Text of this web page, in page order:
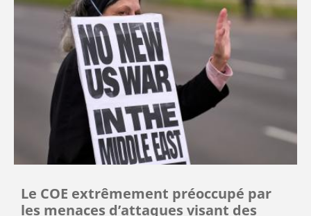
Le COE extrêmement préoccupé par
les menaces d’attaques visant des